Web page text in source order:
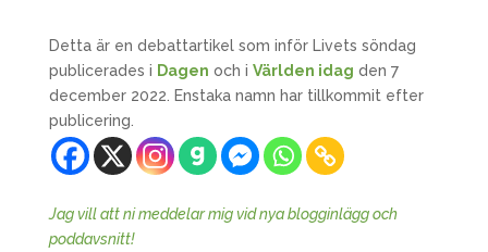
Detta är en debattartikel som inför Livets söndag
publicerades i Dagen och i Världen idag den 7
december 2022. Enstaka namn har tillkommit efter
publicering.
Jag vill att ni meddelar mig vid nya blogginlägg och
poddavsnitt!